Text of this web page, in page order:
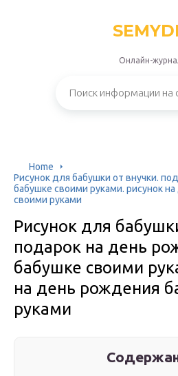
Онлайн-
Home
Рисунок для бабушки от внучки.
бабушке своими руками. рисунок
своими руками
Рисунок для
подарок на день
бабушке своими
на день рождения
руками